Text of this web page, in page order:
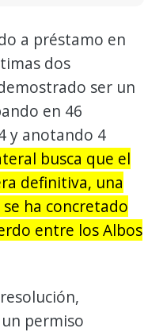
a préstamo en
dos
ser un
en 46
y anotando 4
busca que el
definitiva, una
ha concretado
entre los Albos
permiso